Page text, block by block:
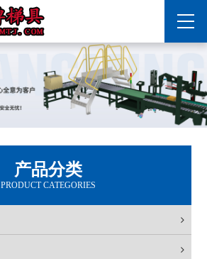
产品分类
PRODUCT CATEGORIES